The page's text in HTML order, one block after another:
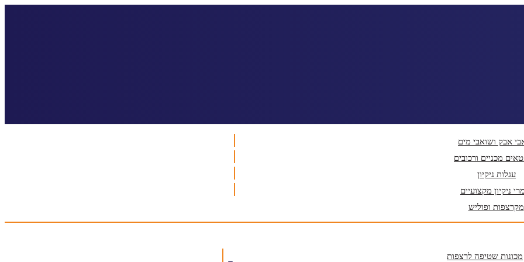
אבק ושואבי מים
מכניים ורכובים
עגלות ניקיון
ניקיון מקצועיים
מקרצפות ופוליש
מכונות שטיפה לרצפות